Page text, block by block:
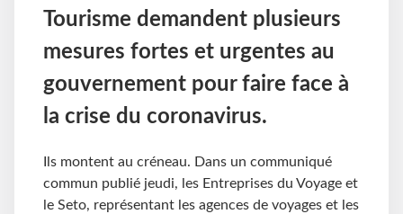
Tourisme demandent plusieurs
mesures fortes et urgentes au
gouvernement pour faire face à
la crise du coronavirus.
Ils montent au créneau. Dans un communiqué
commun publié jeudi, les Entreprises du Voyage et
le Seto, représentant les agences de voyages et les